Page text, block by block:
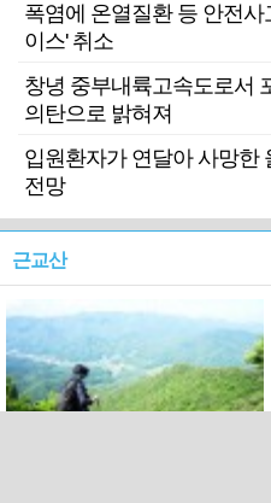
폭염에 온열질환 등 안전
이스' 취소
창녕 중부내륙고속도로서
의탄으로 밝혀져
입원환자가 연달아 사망한
전망
근교산